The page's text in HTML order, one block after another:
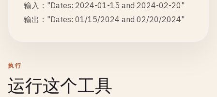
输入："Dates: 2024-01-15 and 2024-02-20"
输出："Dates: 01/15/2024 and 02/20/2024"
执行
运行这个工具